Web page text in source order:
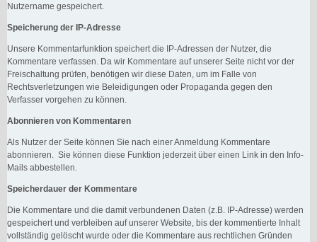
Nutzername gespeichert.
Speicherung der IP-Adresse
Unsere Kommentarfunktion speichert die IP-Adressen der Nutzer, die
Kommentare verfassen. Da wir Kommentare auf unserer Seite nicht vor der
Freischaltung prüfen, benötigen wir diese Daten, um im Falle von
Rechtsverletzungen wie Beleidigungen oder Propaganda gegen den
Verfasser vorgehen zu können.
Abonnieren von Kommentaren
Als Nutzer der Seite können Sie nach einer Anmeldung Kommentare
abonnieren. Sie können diese Funktion jederzeit über einen Link in den Info-
Mails abbestellen.
Speicherdauer der Kommentare
Die Kommentare und die damit verbundenen Daten (z.B. IP-Adresse) werden
gespeichert und verbleiben auf unserer Website, bis der kommentierte Inhalt
vollständig gelöscht wurde oder die Kommentare aus rechtlichen Gründen